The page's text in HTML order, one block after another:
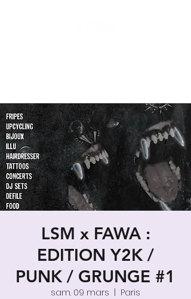
LSM x FAWA :
EDITION Y2K /
PUNK / GRUNGE #1
sam. 09 mars
  |
Paris